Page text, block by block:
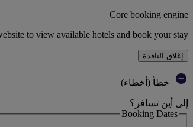
Core booking engine
to view available hotels and book your stay
إغلاق النافذة
خطأ (أخطاء)
إلى أين تسافر؟
Booking Dates